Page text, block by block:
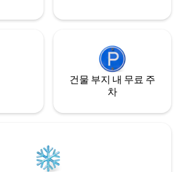
건물 부지 내 무료 주
차